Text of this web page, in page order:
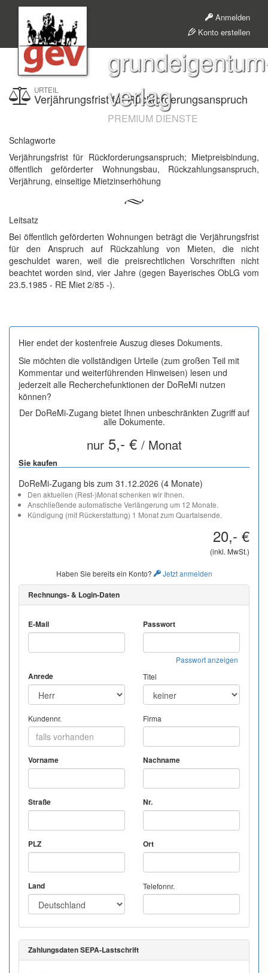
Anmelden
Konto erstellen
verlag
PREMIUM DIENSTE
URTEIL
Verjährungsfrist für Rückforderungsanspruch
Schlagworte
Verjährungsfrist für Rückforderungsanspruch; Mietpreisbindung,
öffentlich geförderter Wohnungsbau, Rückzahlungsanspruch,
Verjährung, einseitige Mietzinserhöhung
Leitsatz
Bei öffentlich geförderten Wohnungen beträgt die Verjährungsfrist
für den Anspruch auf Rückzahlung von Mieten, die nicht
geschuldet waren, weil die preisrechtlichen Vorschriften nicht
beachtet worden sind, vier Jahre (gegen Bayerisches ObLG vom
23.5.1985 - RE Miet 2/85 -).
Hier endet der kostenfreie Auszug dieses Dokuments.
Sie möchten die vollständigen Urteile (zum großen Teil mit
Kommentar und weiterführenden Hinweisen) lesen und
jederzeit alle Recherchefunktionen der DoReMi nutzen
können?
Der DoReMi-Zugang bietet Ihnen unbeschränkten Zugriff auf
alle Dokumente.
nur5,- € / Monat
Sie kaufen
DoReMi-Zugang bis zum 31.12.2026 (4 Monate)
Den aktuellen (Rest-)Monat schenken wir Ihnen.
Anschließende automatische Verlängerung um 12 Monate.
Kündigung (mit Rückerstattung) 1 Monat zum Quartalsende.
20,- €
(inkl. MwSt.)
Haben Sie bereits ein Konto? Jetzt anmelden
Rechnungs- & Login-Daten
E-Mail Passwort
Passwort anzeigen
Anrede Titel
Kundennr. Firma
Vorname Nachname
Straße Nr.
PLZ Ort
Land Telefonnr.
Zahlungsdaten SEPA-Lastschrift